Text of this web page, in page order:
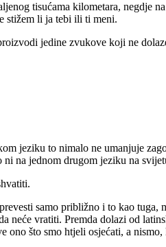
tisućama kilometara, negdje
stižem li ja tebi ili ti meni.
jedine zvukove koji ne
jeziku to nimalo ne umanjuje
na jednom drugom jeziku na
samo približno i to kao
neće vratiti. Premda dolazi od
ono što smo htjeli osjećati, a